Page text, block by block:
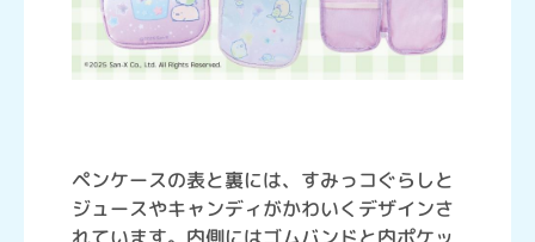
ペンケースの表と裏には、すみっコぐらしと
ジュースやキャンディがかわいくデザインさ